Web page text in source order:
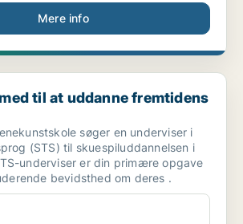
Mere info
uddanne fremtidens skuespil...
til at uddanne fremtidens
søger en underviser i
(STS) til skuespiluddannelsen i
underviser er din primære opgave
bevidsthed om deres .